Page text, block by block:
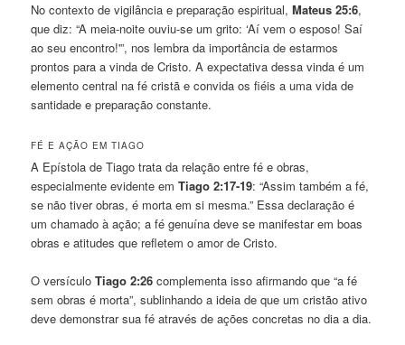
No contexto de vigilância e preparação espiritual,Mateus 25:6,
que diz: “A meia-noite ouviu-se um grito: ‘Aí vem o esposo! Saí
ao seu encontro!'”, nos lembra da importância de estarmos
prontos para a vinda de Cristo. A expectativa dessa vinda é um
elemento central na fé cristã e convida os fiéis a uma vida de
santidade e preparação constante.
FÉ E AÇÃO EM TIAGO
A Epístola de Tiago trata da relação entre fé e obras,
especialmente evidente emTiago 2:17-19: “Assim também a fé,
se não tiver obras, é morta em si mesma.” Essa declaração é
um chamado à ação; a fé genuína deve se manifestar em boas
obras e atitudes que refletem o amor de Cristo.
O versículoTiago 2:26 complementa isso afirmando que “a fé
sem obras é morta”, sublinhando a ideia de que um cristão ativo
deve demonstrar sua fé através de ações concretas no dia a dia.